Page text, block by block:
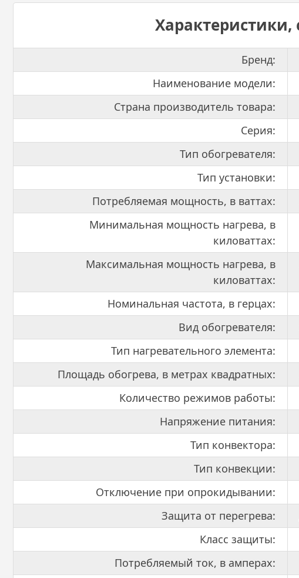
Бренд:
Наименование модели:
Страна производитель товара:
Серия:
Тип обогревателя:
Тип установки:
Потребляемая мощность, в ваттах:
Минимальная мощность нагрева, в
киловаттах:
Максимальная мощность нагрева, в
киловаттах:
Номинальная частота, в герцах:
Вид обогревателя:
Тип нагревательного элемента:
Площадь обогрева, в метрах квадратных:
Количество режимов работы:
Напряжение питания:
Тип конвектора:
Тип конвекции:
Отключение при опрокидывании:
Защита от перегрева:
Класс защиты:
Потребляемый ток, в амперах: